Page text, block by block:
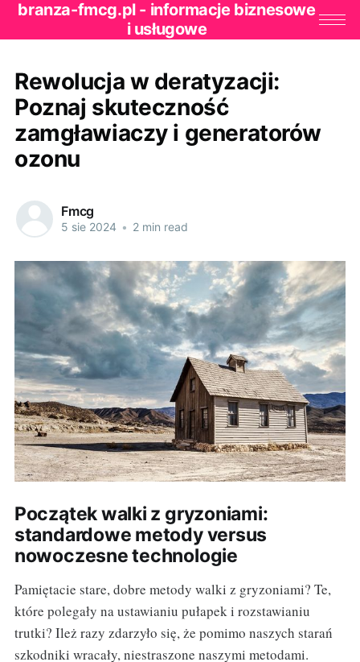
branza-fmcg.pl - informacje biznesowe
i usługowe
Rewolucja w deratyzacji:
Poznaj skuteczność
zamgławiaczy i generatorów
ozonu
Fmcg
5 sie 2024 • 2 min read
Początek walki z gryzoniami:
standardowe metody versus
nowoczesne technologie
Pamiętacie stare, dobre metody walki z gryzoniami? Te,
które polegały na ustawianiu pułapek i rozstawianiu
trutki? Ileż razy zdarzyło się, że pomimo naszych starań
szkodniki wracały, niestraszone naszymi metodami.